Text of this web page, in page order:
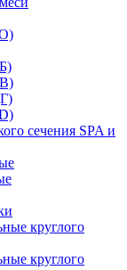
сечения SPA и
круглого
круглого